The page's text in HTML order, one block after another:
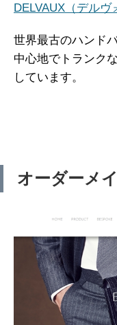
DELVAUX（デルヴ
世界最古のハンド
中心地でトランク
しています。
オーダーメ